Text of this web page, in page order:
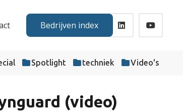
Bedrijven index
Spotlight techniek Video's
(video)